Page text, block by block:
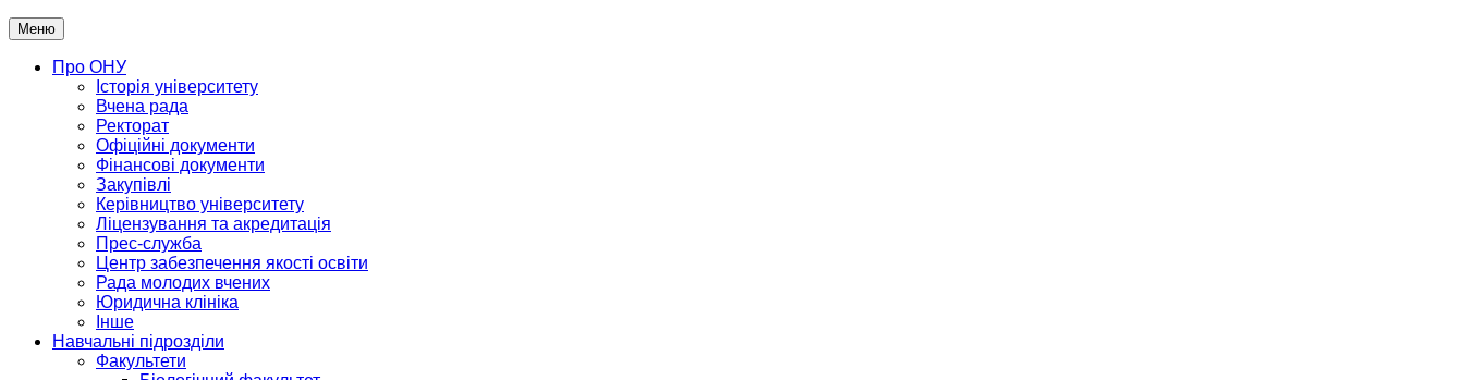
Меню
Про ОНУ
Історія університету
Вчена рада
Ректорат
Офіційні документи
Фінансові документи
Закупівлі
Керівництво університету
Ліцензування та акредитація
Прес-служба
Центр забезпечення якості освіти
Рада молодих вчених
Юридична клініка
Інше
Навчальні підрозділи
Факультети